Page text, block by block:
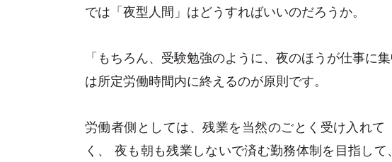
では「夜型人間」はどうすればいいのだろうか。
「もちろん、受験勉強のように、夜のほうが仕事に
は所定労働時間内に終えるのが原則です。
労働者側としては、残業を当然のごとく受け入れ
く、 夜も朝も残業しないで済む勤務体制を目指し